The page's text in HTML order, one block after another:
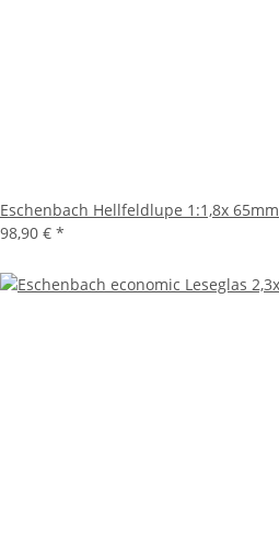
Eschenbach Hellfeldlupe 1:1,8x 65mm
98,90 € *